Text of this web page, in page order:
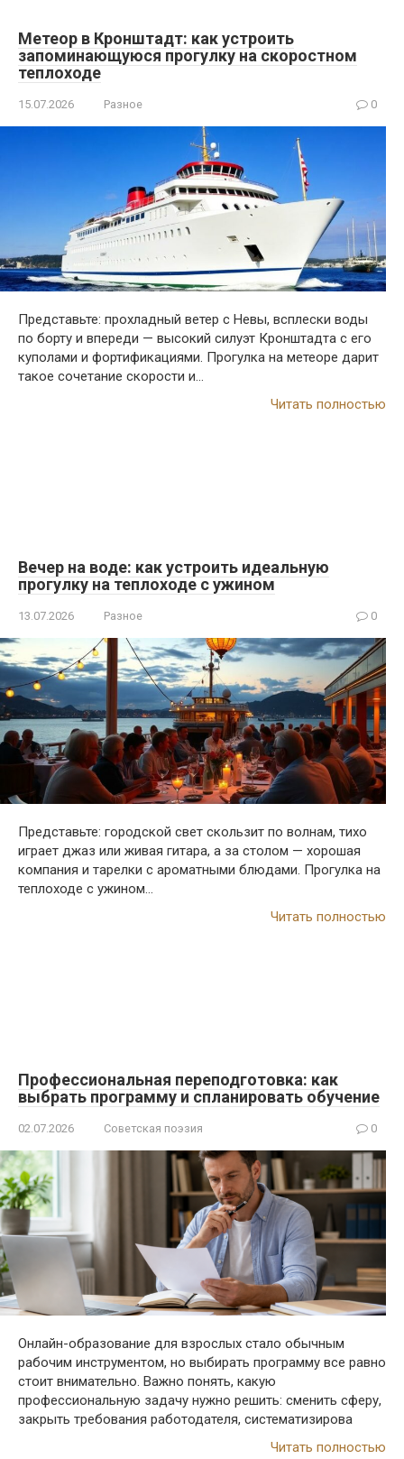
Метеор в Кронштадт: как устроить
запоминающуюся прогулку на скоростном
теплоходе
15.07.2026 Разное 0
Представьте: прохладный ветер с Невы, всплески воды
по борту и впереди — высокий силуэт Кронштадта с его
куполами и фортификациями. Прогулка на метеоре дарит
такое сочетание скорости и…
Читать полностью
Вечер на воде: как устроить идеальную
прогулку на теплоходе с ужином
13.07.2026 Разное 0
Представьте: городской свет скользит по волнам, тихо
играет джаз или живая гитара, а за столом — хорошая
компания и тарелки с ароматными блюдами. Прогулка на
теплоходе с ужином…
Читать полностью
Профессиональная переподготовка: как
выбрать программу и спланировать обучение
02.07.2026 Советская поэзия 0
Онлайн-образование для взрослых стало обычным
рабочим инструментом, но выбирать программу все равно
стоит внимательно. Важно понять, какую
профессиональную задачу нужно решить: сменить сферу,
закрыть требования работодателя, систематизирова
Читать полностью